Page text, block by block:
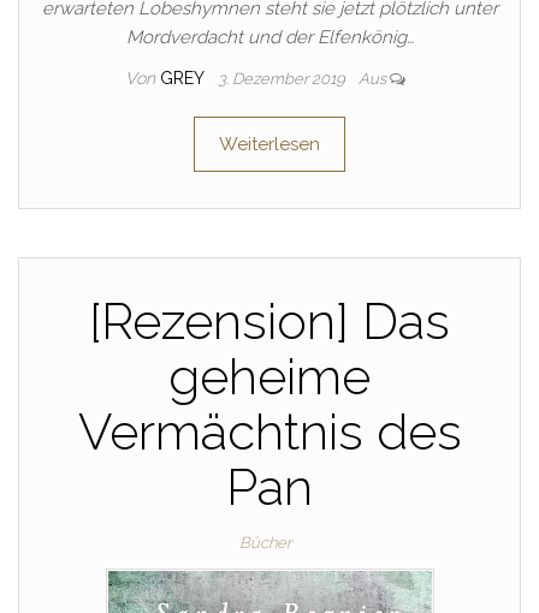
erwarteten Lobeshymnen steht sie jetzt plötzlich unter
Mordverdacht und der Elfenkönig…
Von GREY 3. Dezember 2019 Aus
Weiterlesen
[Rezension] Das
geheime
Vermächtnis des
Pan
Bücher